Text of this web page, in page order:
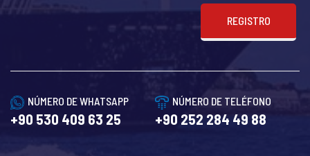
REGISTRO
NÚMERO DE WHATSAPP
+90 530 409 63 25
NÚMERO DE TELÉFONO
+90 252 284 49 88